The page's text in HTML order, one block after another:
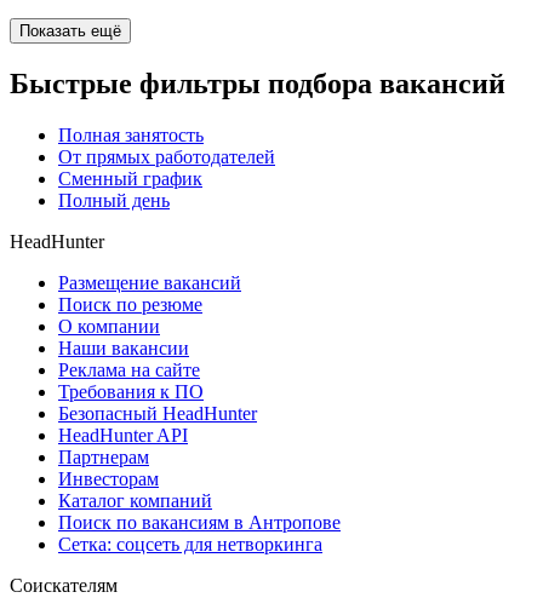
Показать ещё
Быстрые фильтры подбора вакансий
Полная занятость
От прямых работодателей
Сменный график
Полный день
HeadHunter
Размещение вакансий
Поиск по резюме
О компании
Наши вакансии
Реклама на сайте
Требования к ПО
Безопасный HeadHunter
HeadHunter API
Партнерам
Инвесторам
Каталог компаний
Поиск по вакансиям в Антропове
Сетка: соцсеть для нетворкинга
Соискателям